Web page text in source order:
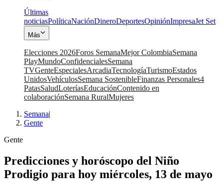
Últimas
noticiasPolíticaNaciónDineroDeportesOpiniónImpresaJet Set
Más
Elecciones 2026Foros SemanaMejor ColombiaSemana
PlayMundoConfidencialesSemana
TVGenteEspecialesArcadiaTecnologíaTurismoEstados
UnidosVehículosSemana SostenibleFinanzas Personales4
PatasSaludLoteríasEducaciónContenido en
colaboraciónSemana RuralMujeres
Semana|
Gente
Gente
Predicciones y horóscopo del Niño
Prodigio para hoy miércoles, 13 de mayo